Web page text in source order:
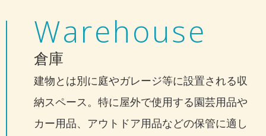
Warehouse
倉庫
建物とは別に庭やガレージ等に設置される収
納スペース。特に屋外で使用する園芸用品や
カー用品、アウトドア用品などの保管に適し